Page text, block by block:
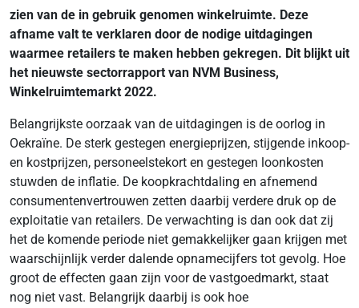
zien van de in gebruik genomen winkelruimte. Deze
afname valt te verklaren door de nodige uitdagingen
waarmee retailers te maken hebben gekregen. Dit blijkt uit
het nieuwste sectorrapport van NVM Business,
Winkelruimtemarkt 2022.
Belangrijkste oorzaak van de uitdagingen is de oorlog in
Oekraïne. De sterk gestegen energieprijzen, stijgende inkoop-
en kostprijzen, personeelstekort en gestegen loonkosten
stuwden de inflatie. De koopkrachtdaling en afnemend
consumentenvertrouwen zetten daarbij verdere druk op de
exploitatie van retailers. De verwachting is dan ook dat zij
het de komende periode niet gemakkelijker gaan krijgen met
waarschijnlijk verder dalende opnamecijfers tot gevolg. Hoe
groot de effecten gaan zijn voor de vastgoedmarkt, staat
nog niet vast. Belangrijk daarbij is ook hoe